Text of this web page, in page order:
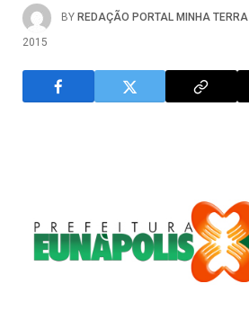
BY REDAÇÃO PORTAL MINHA TERRA
2015